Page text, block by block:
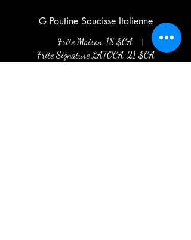
G Poutine Saucisse Italienne
Frite Maison 18 $CA
Frite Signature LATOCA 21 $CA